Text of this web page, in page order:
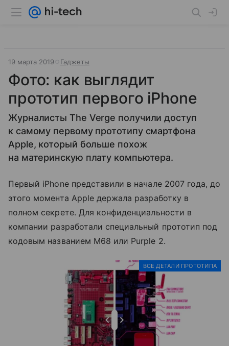
19 марта 2019 Гаджеты
Фото: как выглядит
прототип первого iPhone
Журналисты The Verge получили доступ
к самому первому прототипу смартфона
Apple, который больше похож
на материнскую плату компьютера.
Первый iPhone представили в начале 2007 года, до
этого момента Apple держала разработку в
полном секрете. Для конфиденциальности в
компании разработали специальный прототип под
кодовым названием M68 или Purple 2.
ВСЕ ДЕТАЛИ ПРОТОТИПА